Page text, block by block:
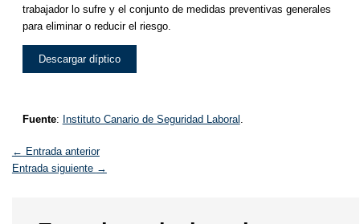
trabajador lo sufre y el conjunto de medidas preventivas generales
para eliminar o reducir el riesgo.
Descargar díptico
Fuente: Instituto Canario de Seguridad Laboral
← Entrada anterior
Entrada siguiente →